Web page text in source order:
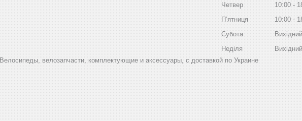
Четвер
10:00
Пʼятниця
10:00
Субота
Вихідний
Неділя
Вихідний
Велосипеды, велозапчасти, комплектующие и аксессуары, с доставкой по Украине